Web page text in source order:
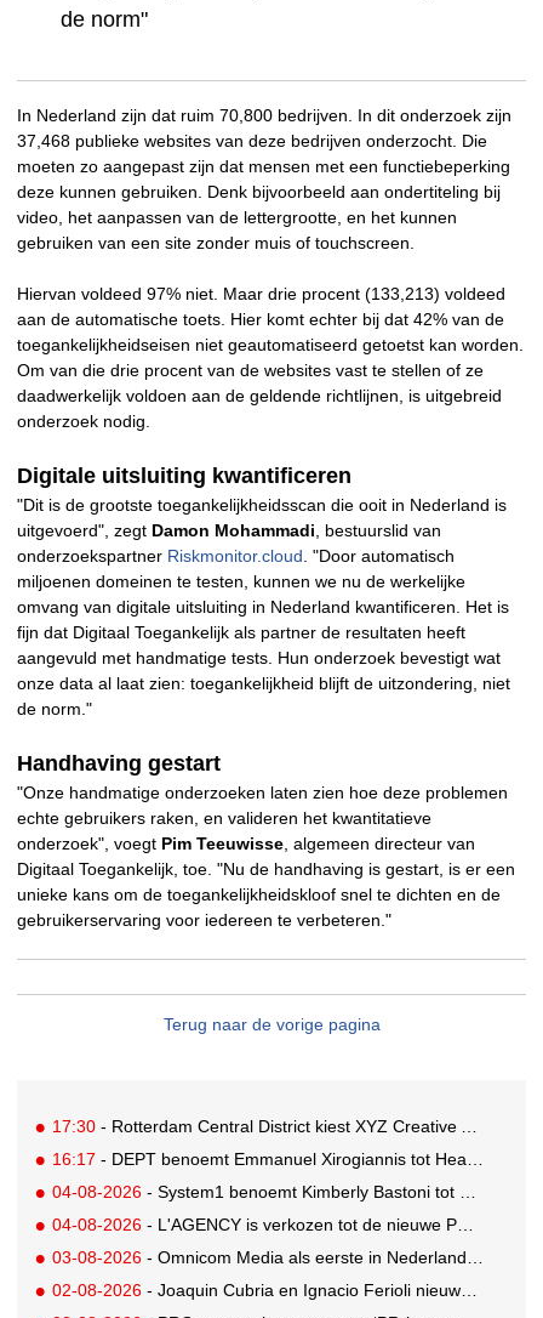
de norm"
In Nederland zijn dat ruim 70,800 bedrijven. In dit onderzoek zijn
37,468 publieke websites van deze bedrijven onderzocht. Die
moeten zo aangepast zijn dat mensen met een functiebeperking
deze kunnen gebruiken. Denk bijvoorbeeld aan ondertiteling bij
video, het aanpassen van de lettergrootte, en het kunnen
gebruiken van een site zonder muis of touchscreen.
Hiervan voldeed 97% niet. Maar drie procent (133,213) voldeed
aan de automatische toets. Hier komt echter bij dat 42% van de
toegankelijkheidseisen niet geautomatiseerd getoetst kan worden.
Om van die drie procent van de websites vast te stellen of ze
daadwerkelijk voldoen aan de geldende richtlijnen, is uitgebreid
onderzoek nodig.
Digitale uitsluiting kwantificeren
"Dit is de grootste toegankelijkheidsscan die ooit in Nederland is
uitgevoerd", zegt Damon Mohammadi , bestuurslid van
onderzoekspartner Riskmonitor.cloud . "Door automatisch
miljoenen domeinen te testen, kunnen we nu de werkelijke
omvang van digitale uitsluiting in Nederland kwantificeren. Het is
fijn dat Digitaal Toegankelijk als partner de resultaten heeft
aangevuld met handmatige tests. Hun onderzoek bevestigt wat
onze data al laat zien: toegankelijkheid blijft de uitzondering, niet
de norm."
Handhaving gestart
"Onze handmatige onderzoeken laten zien hoe deze problemen
echte gebruikers raken, en valideren het kwantitatieve
onderzoek", voegt Pim Teeuwisse , algemeen directeur van
Digitaal Toegankelijk, toe. "Nu de handhaving is gestart, is er een
unieke kans om de toegankelijkheidskloof snel te dichten en de
gebruikerservaring voor iedereen te verbeteren."
Terug naar de vorige pagina
17:30 - Rotterdam Central District kiest XYZ Creative Agency als partner voor merkpositionering en campagne
16:17 - DEPT benoemt Emmanuel Xirogiannis tot Head of Influencer, EMEA
04-08-2026 - System1 benoemt Kimberly Bastoni tot Gobal Chief Commercial Officer
04-08-2026 - L'AGENCY is verkozen tot de nieuwe PR-partner van KoRo
03-08-2026 - Omnicom Media als eerste in Nederland actief met advertenties in ChatGPT
02-08-2026 - Joaquin Cubria en Ignacio Ferioli nieuwe Global CCO’s GUT, Renata Neumann Global Head of Production